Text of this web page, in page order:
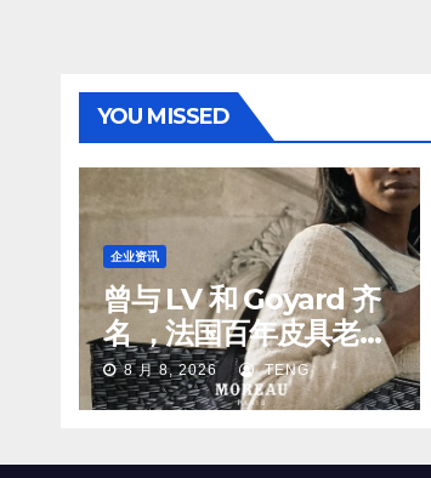
YOU MISSED
企业资讯
曾与 LV 和 Goyard 齐
名 ，法国百年皮具老牌
Moreau 的所有权易手
8 月 8, 2026 TENG